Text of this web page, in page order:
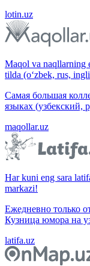
lotin.uz
Maqol va naqllarning
tilda (o‘zbek, rus,
Самая большая
языках (узбекский,
maqollar.uz
Har kuni eng sara
markazi!
Ежедневно только
Кузница юмора на
latifa.uz